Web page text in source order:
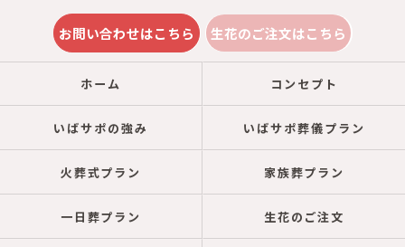
お問い合わせはこちら 生花のご注文はこちら
ホーム コンセプト
いばサポの強み いばサポ葬儀プラン
火葬式プラン 家族葬プラン
一日葬プラン 生花のご注文